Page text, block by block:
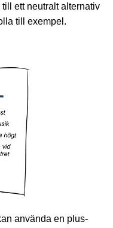
ett neutralt alternativ
till exempel.
använda en plus-